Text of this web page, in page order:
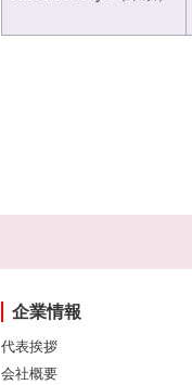
企業情報
代表挨拶
会社概要